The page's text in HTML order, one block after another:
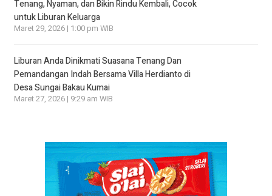
Tenang, Nyaman, dan Bikin Rindu Kembali, Cocok
untuk Liburan Keluarga
Maret 29, 2026 | 1:00 pm WIB
Liburan Anda Dinikmati Suasana Tenang Dan
Pemandangan Indah Bersama Villa Herdianto di
Desa Sungai Bakau Kumai
Maret 27, 2026 | 9:29 am WIB